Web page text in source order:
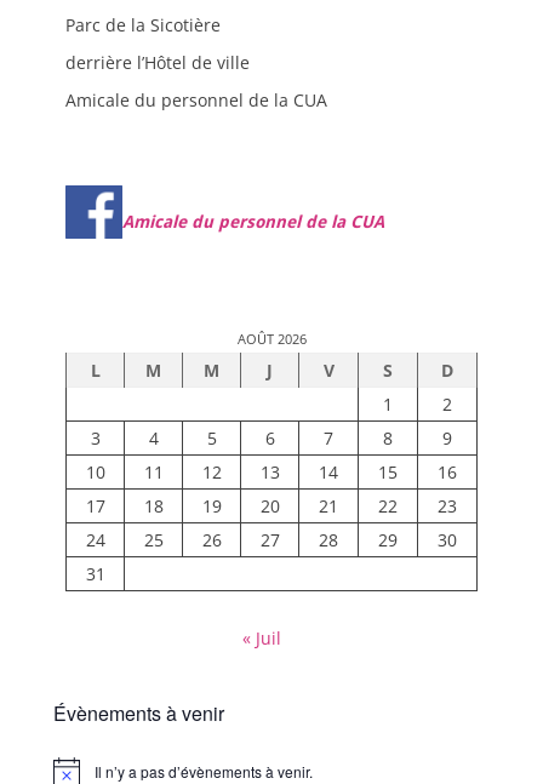
Parc de la Sicotière
derrière l’Hôtel de ville
Amicale du personnel de la CUA
Amicale du personnel de la CUA
AOÛT 2026
L M M J V S
D
1
2
3
4 5 6 7 8
9
10
11 12 13 14 15
16
17
18 19 20 21 22
23
24
25 26 27 28 29
30
31
« Juil
Évènements à venir
Notice Il n’y a pas d’évènements à venir.